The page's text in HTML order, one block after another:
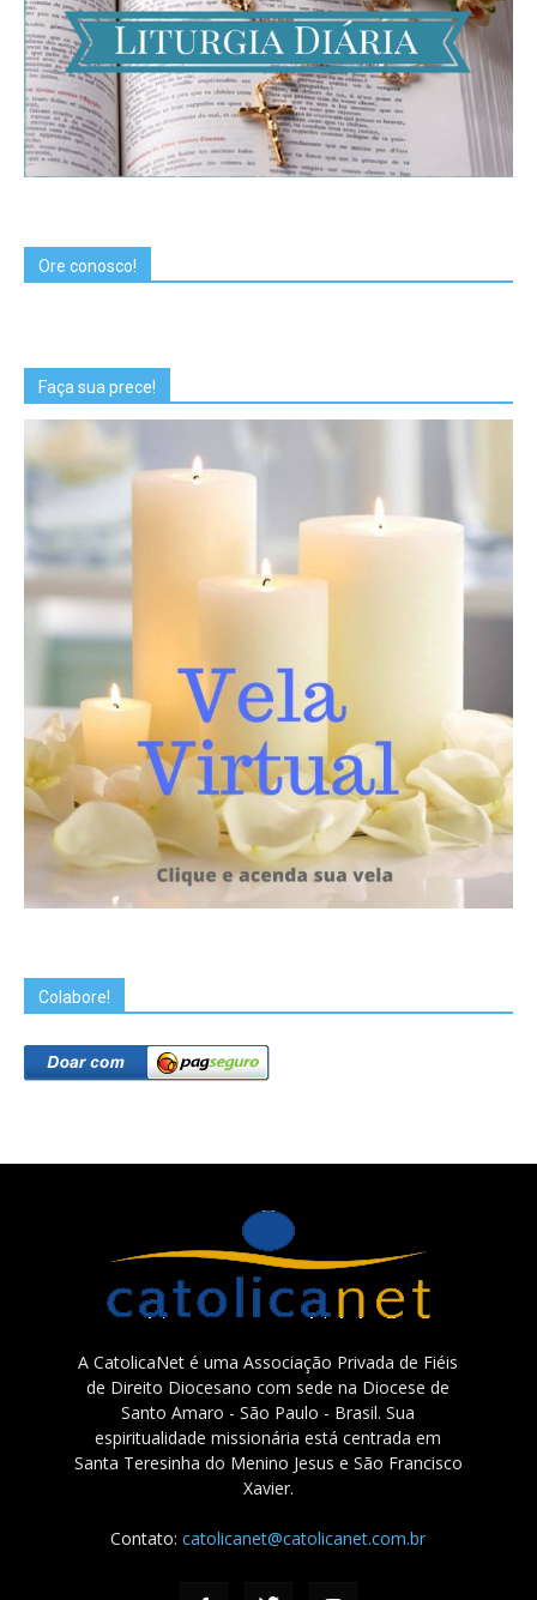
Ore conosco!
Faça sua prece!
Colabore!
A CatolicaNet é uma Associação Privada de Fiéis
de Direito Diocesano com sede na Diocese de
Santo Amaro - São Paulo - Brasil. Sua
espiritualidade missionária está centrada em
Santa Teresinha do Menino Jesus e São Francisco
Xavier.
Contato:catolicanet@catolicanet.com.br